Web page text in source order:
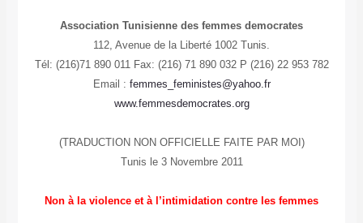
Association Tunisienne des femmes democrates
112, Avenue de la Liberté 1002 Tunis.
Tél: (216)71 890 011 Fax: (216) 71 890 032 P (216) 22 953 782
Email : femmes_feministes@yahoo.fr
www.femmesdemocrates.org
(TRADUCTION NON OFFICIELLE FAITE PAR MOI)
Tunis le 3 Novembre 2011
Non à la violence et à l’intimidation contre les femmes